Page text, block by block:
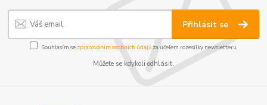
Přihlásit se
Souhlasím se zpracováním osobních údajůza účelem rozesílky newsletteru.
Můžete se kdykoli odhlásit.